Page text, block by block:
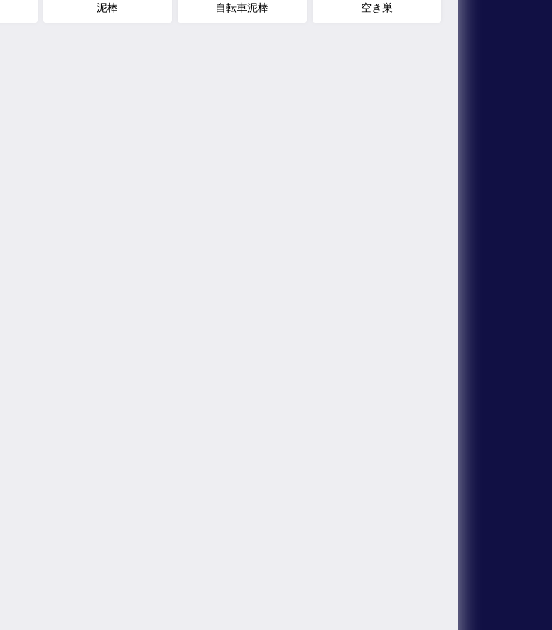
泥棒 自転車泥棒 空き巣